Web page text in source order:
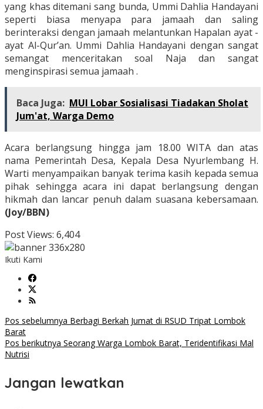
yang khas ditemani sang bunda, Ummi Dahlia Handayani
seperti biasa menyapa para jamaah dan saling
berinteraksi dengan jamaah melantunkan Hapalan ayat -
ayat Al-Qur’an. Ummi Dahlia Handayani dengan sangat
semangat menceritakan soal Naja dan sangat
menginspirasi semua jamaah .
Baca Juga: MUI Lobar Sosialisasi Tiadakan Sholat
Jum'at, Warga Demo
Acara berlangsung hingga jam 18.00 WITA dan atas
nama Pemerintah Desa, Kepala Desa Nyurlembang H.
Warti menyampaikan banyak terima kasih kepada semua
pihak sehingga acara ini dapat berlangsung dengan
hikmah dan lancar penuh dalam suasana kebersamaan.
(Joy/BBN)
Post Views: 6,404
Ikuti Kami
Navigasi
pos
Pos sebelumnya Berbagi Berkah Jumat di RSUD Tripat Lombok
Barat
Pos berikutnya Seorang Warga Lombok Barat, Teridentifikasi Mal
Nutrisi
Jangan lewatkan